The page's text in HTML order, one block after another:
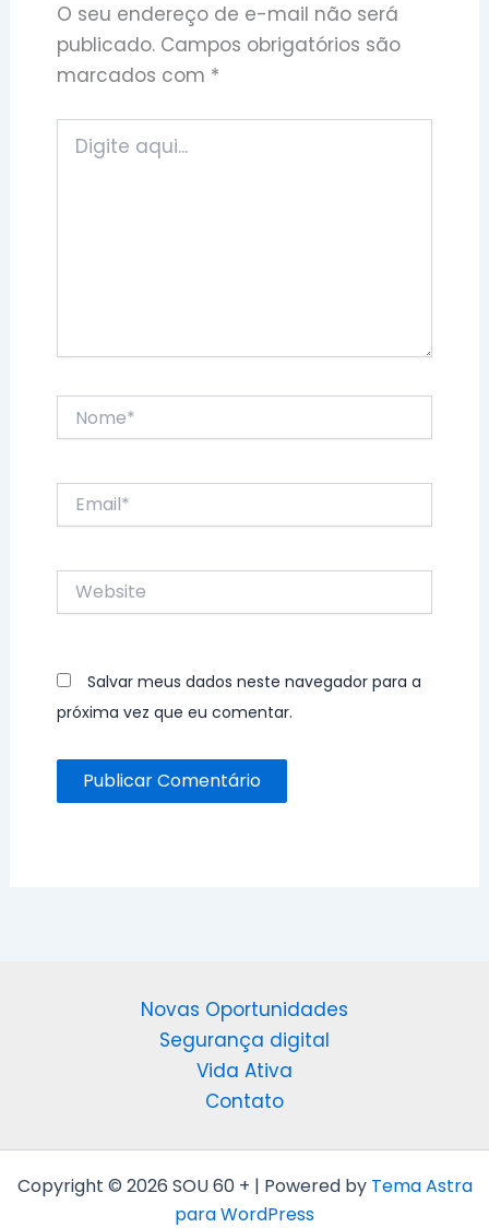
O seu endereço de e-mail não será
publicado. Campos obrigatórios são
marcados com *
aqui...
Website
Salvar meus dados neste navegador para a
próxima vez que eu comentar.
Novas Oportunidades
Segurança digital
Vida Ativa
Contato
Copyright © 2026 SOU 60 + | Powered by Tema Astra
para WordPress